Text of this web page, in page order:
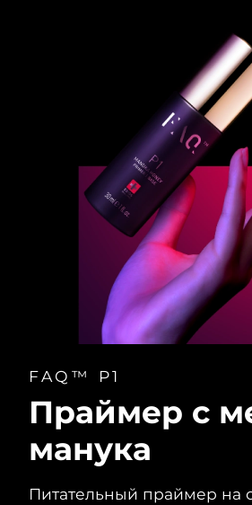
FAQ™ P1
Праймер с
манука
Питательный праймер на